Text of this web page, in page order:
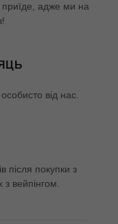
адже ми на
від нас.
після покупки з
вейпінгом.